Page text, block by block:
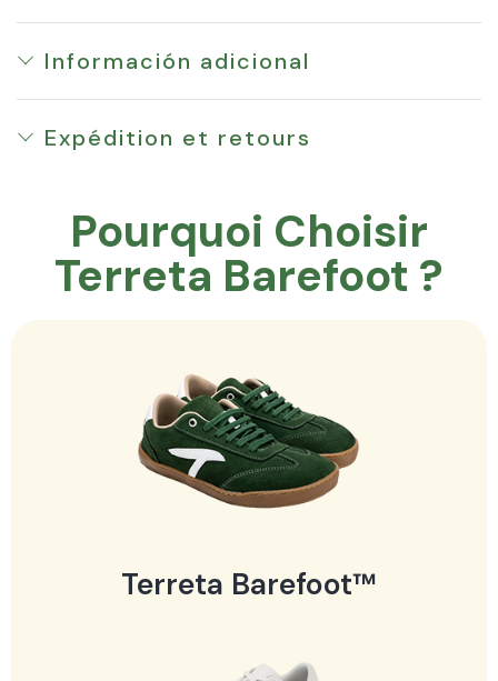
Información adicional
Expédition et retours
Pourquoi Choisir
Terreta Barefoot ?
Terreta Barefoot™